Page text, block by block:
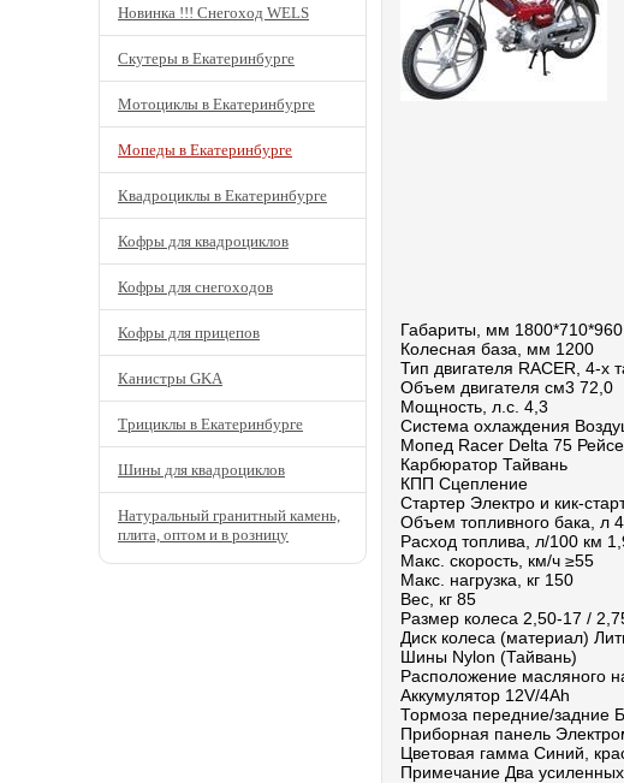
Габариты, мм 1800*710*960
Колесная база, мм 1200
Тип двигателя RACER, 4-х
Объем двигателя см3 72,0
Мощность, л.с. 4,3
Система охлаждения
Мопед Racer Delta 75
Карбюратор Тайвань
КПП Сцепление
Стартер Электро и кик-
Объем топливного бака, л
Расход топлива, л/100 км
Макс. скорость, км/ч ≥55
Макс. нагрузка, кг 150
Вес, кг 85
Размер колеса 2,50-17 /
Диск колеса (материал)
Шины Nylon (Тайвань)
Расположение масляного
Аккумулятор 12V/4Ah
Тормоза передние/задние
Приборная панель
Цветовая гамма Синий,
Примечание Два
Новинка !!! Снегоход WELS
Скутеры в Екатеринбурге
Мотоциклы в Екатеринбурге
Мопеды в Екатеринбурге
Квадроциклы в Екатеринбурге
Кофры для квадроциклов
Кофры для снегоходов
Кофры для прицепов
Канистры GKA
Трициклы в Екатеринбурге
Шины для квадроциклов
Натуральный гранитный камень,
плита, оптом и в розницу